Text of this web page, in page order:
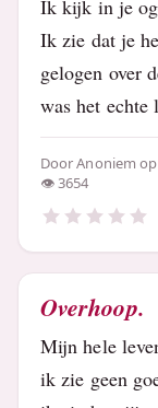
Ik kijk in je
Ik zie dat je
gelogen over
was het
DoorAnoniem
3654
Overhoop.
Mijn hele
ik zie geen